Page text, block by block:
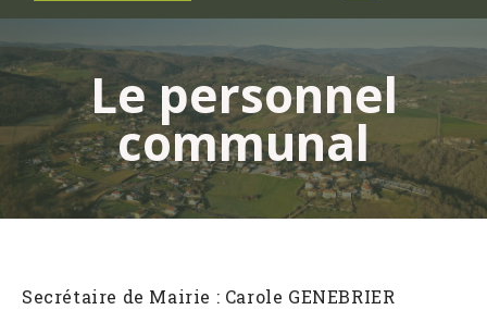
Le personnel
communal
Secrétaire de Mairie : Carole GENEBRIER